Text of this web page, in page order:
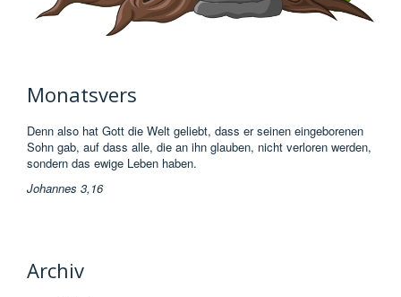
Monatsvers
Denn also hat Gott die Welt geliebt, dass er seinen eingeborenen
Sohn gab, auf dass alle, die an ihn glauben, nicht verloren werden,
sondern das ewige Leben haben.
Johannes 3,16
Archiv